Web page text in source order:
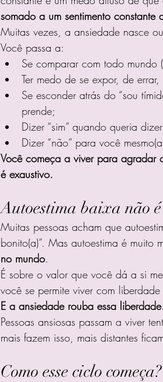
somado a um sentimento constante
Muitas vezes, a ansiedade nasce
Você passa a:
Se comparar com todo mundo
Ter medo de se expor, de
Se esconder atrás do “sou
prende;
Dizer “sim” quando queria
Dizer “não” para você
Você começa a viver para agradar
é exaustivo.
Autoestima baixa não é
Muitas pessoas acham que
bonito(a)”. Mas autoestima é muito
no mundo.
É sobre o valor que você dá a si
você se permite viver com
E a ansiedade rouba essa
Pessoas ansiosas passam a viver
mais fazem isso, mais distantes
Como esse ciclo começa?